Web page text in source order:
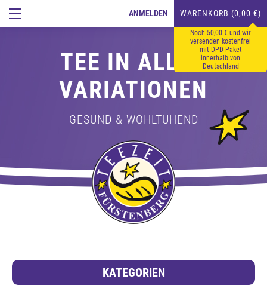
ANMELDEN WARENKORB (0,00 €)
Noch 50,00 € und wir
versenden kostenfrei
mit DPD Paket
innerhalb von
Deutschland
TEE IN ALLEN
VARIATIONEN
GESUND & WOHLTUHEND
KATEGORIEN